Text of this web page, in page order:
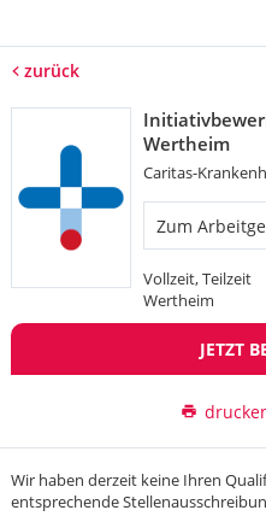
zurück
Wertheim
Caritas-
Zum
Vollzeit, Teilzeit
Wertheim
JETZT
Wir haben derzeit keine Ihren
entsprechende